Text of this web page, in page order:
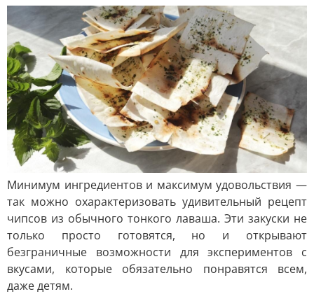
Минимум ингредиентов и максимум удовольствия —
так можно охарактеризовать удивительный рецепт
чипсов из обычного тонкого лаваша. Эти закуски не
только просто готовятся, но и открывают
безграничные возможности для экспериментов с
вкусами, которые обязательно понравятся всем,
даже детям.